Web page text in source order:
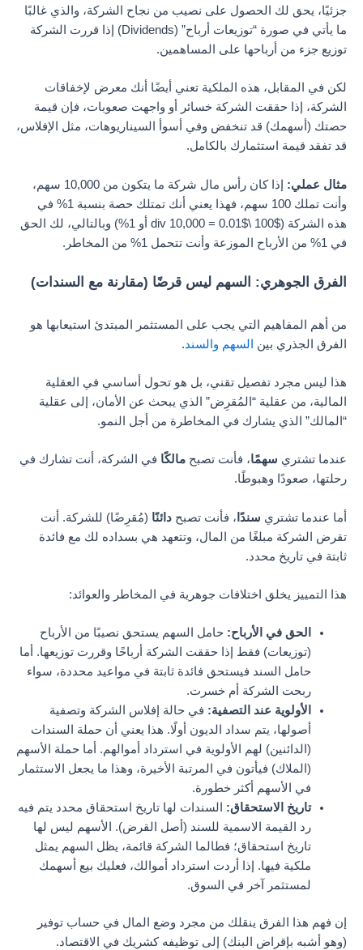
جزئيًا، يحق لك الحصول على نصيب من نجاح الشركة، والذي غالبًا
ما يأتي في صورة “توزيعات أرباح” (Dividends) إذا قررت الشركة
توزيع جزء من أرباحها على المساهمين.
لكن في المقابل، هذه الملكية تعني أيضًا أنك معرض لإخفاقات
الشركة، إذا حققت الشركة خسائر أو واجهت صعوبات، فإن قيمة
حصتك (أسهمك) قد تنخفض وفي أسوأ السيناريوهات، مثل الإفلاس،
قد تفقد قيمة استثمارك بالكامل.
مثال عملي:
إذا كان رأس مال شركة ما يتكون من 10,000 سهم،
وأنت تملك 100 سهم، فهذا يعني أنك تمتلك حصة بنسبة 1% في
هذه الشركة ($100 \div 10,000 = 0.01$ أو 1%) وبالتالي، لك الحق
في 1% من الأرباح الموزعة وأنت تتحمل 1% من المخاطر.
الفرق الجوهري: السهم ليس قرضًا (مقارنة مع السندات)
من أهم المفاهيم التي يجب على المستثمر المبتدئ استيعابها هو
الفرق الجذري بين السهم والسند.
هذا ليس مجرد تفصيل تقني، بل هو تحول أساسي في العقلية
المالية، من عقلية “المُقرِض” الذي يبحث عن الأمان، إلى عقلية
“المالك” الذي يشارك في المخاطرة من أجل النمو.
عندما تشتري سهمًا، فأنت تصبح مالكًا في الشركة، أنت تشارك في
رحلتها، صعودًا وهبوطًا.
أما عندما تشتري سندًا ، فأنت تصبح دائنًا (مُقرِضًا) للشركة. أنت
تقرض الشركة مبلغًا من المال، وتتعهد هي بسداده لك مع فائدة
ثابتة في تاريخ محدد.
هذا التمييز يخلق اختلافات جوهرية في المخاطر والعوائد:
الحق في الأرباح: حامل السهم يستحق نصيبًا من الأرباح
(توزيعات) فقط إذا حققت الشركة أرباحًا وقررت توزيعها. أما
حامل السند فيستحق فائدة ثابتة في مواعيد محددة، سواء
ربحت الشركة أم خسرت.
الأولوية عند التصفية: في حالة إفلاس الشركة وتصفية
أصولها، يتم سداد الديون أولًا. هذا يعني أن حملة السندات
(الدائنين) لهم الأولوية في استرداد أموالهم. أما حملة الأسهم
(الملاك) فيأتون في المرتبة الأخيرة، وهذا ما يجعل الاستثمار
في الأسهم أكثر خطورة.
تاريخ الاستحقاق: السندات لها تاريخ استحقاق محدد يتم فيه
رد القيمة الاسمية للسند (أصل القرض). الأسهم ليس لها
تاريخ استحقاق؛ فطالما الشركة قائمة، يظل السهم يمثل
ملكية فيها. إذا أردت استرداد أموالك، فعليك بيع أسهمك
لمستثمر آخر في السوق.
إن فهم هذا الفرق ينقلك من مجرد وضع المال في حساب توفير
(وهو أشبه بإقراض البنك) إلى توظيفه كشريك في الاقتصاد.